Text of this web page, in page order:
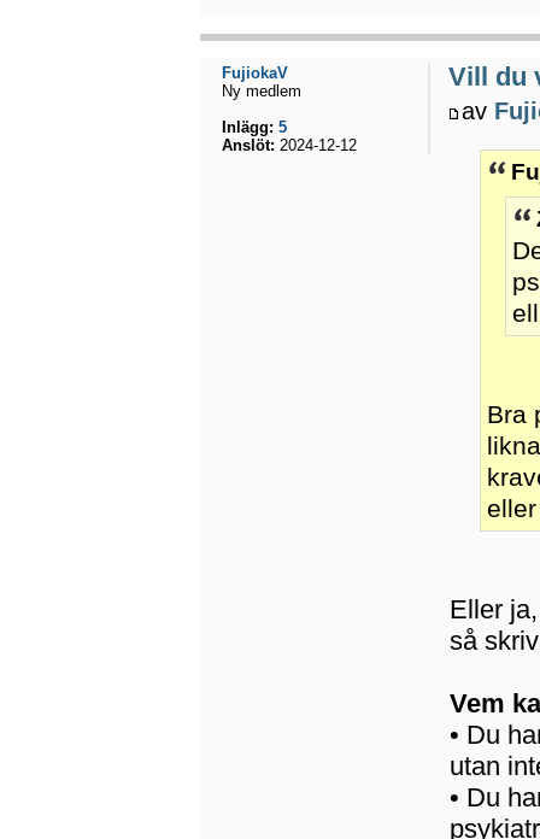
Vill du
av
Bra
Eller
så
Vem
• Du
utan
• Du
FujiokaV
Ny medlem
Inlägg: 5
Anslöt: 2024-12-12